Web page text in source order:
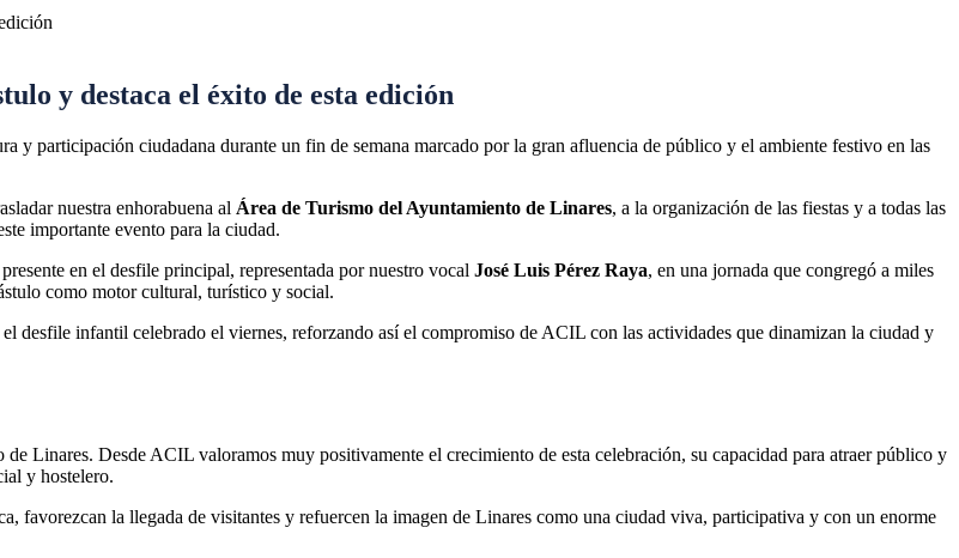
y destaca el éxito de esta edición
y participación ciudadana durante un fin de semana marcado por la gran afluencia de público y el ambiente festivo en las
nuestra enhorabuena al Área de Turismo del Ayuntamiento de Linares, a la organización de las fiestas y a todas las
importante evento para la ciudad.
en el desfile principal, representada por nuestro vocal José Luis Pérez Raya, en una jornada que congregó a miles
como motor cultural, turístico y social.
el desfile infantil celebrado el viernes, reforzando así el compromiso de ACIL con las actividades que dinamizan la ciudad y
Linares. Desde ACIL valoramos muy positivamente el crecimiento de esta celebración, su capacidad para atraer público y
y hostelero.
favorezcan la llegada de visitantes y refuercen la imagen de Linares como una ciudad viva, participativa y con un enorme